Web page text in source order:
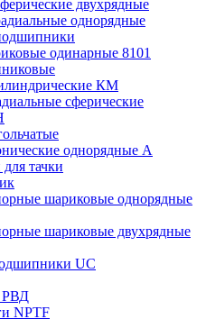
двухрядные
однорядные
одинарные 8101
КМ
сферические
однорядные А
тачки
шариковые однорядные
шариковые двухрядные
UC
РВД
NPTF